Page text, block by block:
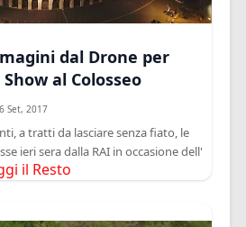
dal Drone per
al Colosseo
Set, 2017
a tratti da lasciare senza fiato, le
ieri sera dalla RAI in occasione dell'
il Resto